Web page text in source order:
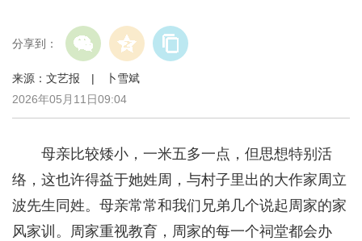
分享到：
来源：文艺报 | 卜雪斌
2026年05月11日09:04
母亲比较矮小，一米五多一点，但思想特别活
络，这也许得益于她姓周，与村子里出的大作家周立
波先生同姓。母亲常常和我们兄弟几个说起周家的家
风家训。周家重视教育，周家的每一个祠堂都会办